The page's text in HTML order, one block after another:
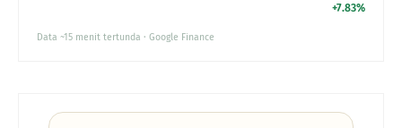
+7.83%
Data ~15 menit tertunda · Google Finance